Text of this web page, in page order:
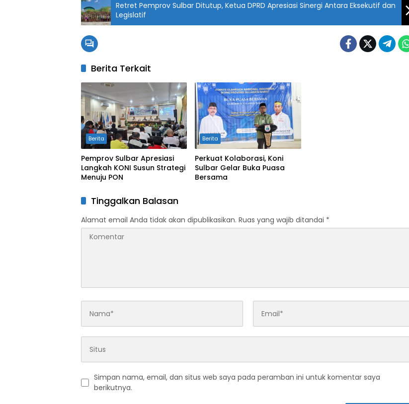
Retret Pemprov Sulbar Ditutup, Ketua DPRD Apresiasi Sinergi Antara Eksekutif dan
Legislatif
Berita Terkait
Berita
Pemprov Sulbar Apresiasi
Langkah KONI Susun Strategi
Berita
Perkuat Kolaborasi, Koni
Sulbar Gelar Buka Puasa
Bersama
Tinggalkan Balasan
Alamat email Anda tidak akan dipublikasikan. Ruas yang wajib ditandai *
Simpan nama, email, dan situs web saya pada peramban ini untuk komentar saya
berikutnya.